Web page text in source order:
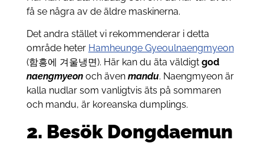
få se några av de äldre maskinerna.
Det andra stället vi rekommenderar i detta
område heter Hamheunge Gyeoulnaengmyeon
(함흥에 겨울냉면). Här kan du äta väldigt god
naengmyeonoch även mandu. Naengmyeon är
kalla nudlar som vanligtvis äts på sommaren
och mandu, är koreanska dumplings.
2. Besök Dongdaemun